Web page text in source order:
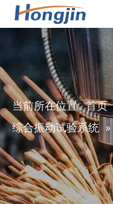
当前所在位置: 首页
综合振动试验系统 »